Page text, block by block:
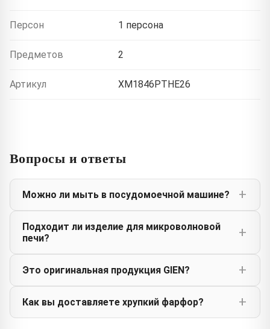
Персон 1 персона
Предметов 2
Артикул XM1846PTHE26
Вопросы и ответы
Можно ли мыть в посудомоечной машине?
Подходит ли изделие для микроволновой
печи?
Это оригинальная продукция GIEN?
Как вы доставляете хрупкий фарфор?